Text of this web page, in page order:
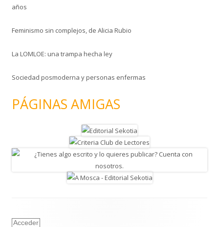
años
Feminismo sin complejos, de Alicia Rubio
La LOMLOE: una trampa hecha ley
Sociedad posmoderna y personas enfermas
PÁGINAS AMIGAS
Acceder